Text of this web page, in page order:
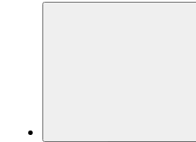
Meldungen die Resonanz finden